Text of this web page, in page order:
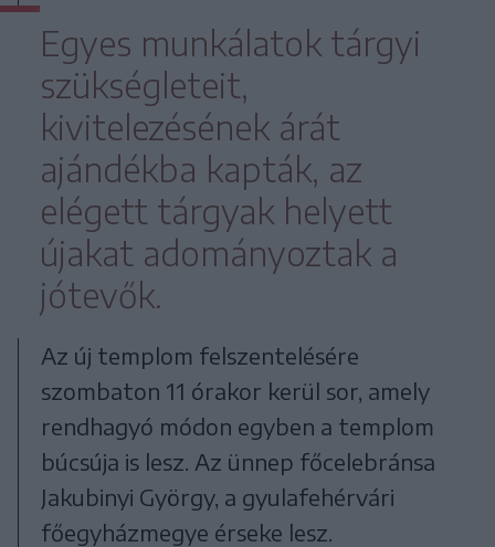
Egyes munkálatok tárgyi
szükségleteit,
kivitelezésének árát
ajándékba kapták, az
elégett tárgyak helyett
újakat adományoztak a
jótevők.
Az új templom felszentelésére
szombaton 11 órakor kerül sor, amely
rendhagyó módon egyben a templom
búcsúja is lesz. Az ünnep főcelebránsa
Jakubinyi György, a gyulafehérvári
főegyházmegye érseke lesz.